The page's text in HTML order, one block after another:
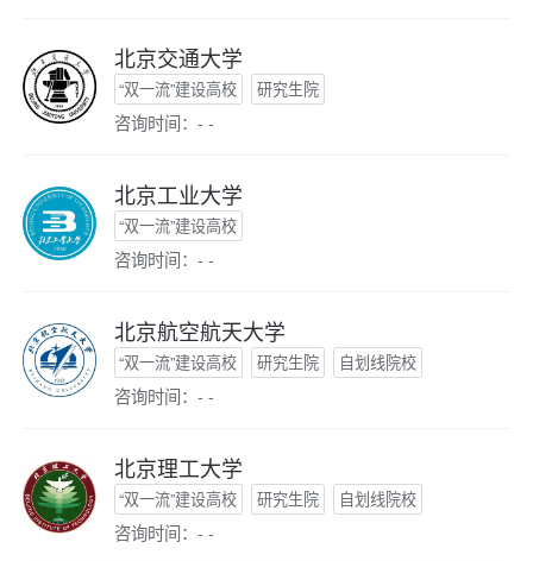
北京交通大学
“双一流”建设高校 研究生院
咨询时间：- -
北京工业大学
“双一流”建设高校
咨询时间：- -
北京航空航天大学
“双一流”建设高校 研究生院 自划线院校
咨询时间：- -
北京理工大学
“双一流”建设高校 研究生院 自划线院校
咨询时间：- -